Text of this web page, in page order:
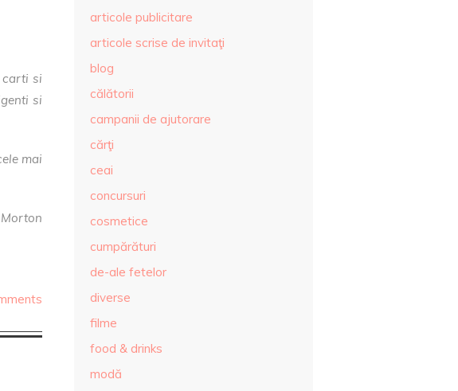
carti si
si
mai
articole publicitare
articole scrise de invitaţi
blog
călătorii
campanii de ajutorare
cărţi
ceai
concursuri
cosmetice
cumpărături
de-ale fetelor
diverse
filme
food & drinks
modă